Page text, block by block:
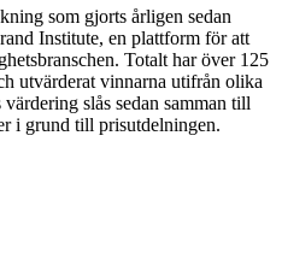
som gjorts årligen sedan
Institute, en plattform för att
Totalt har över 125
utvärderat vinnarna utifrån olika
slås sedan samman till
i grund till prisutdelningen.